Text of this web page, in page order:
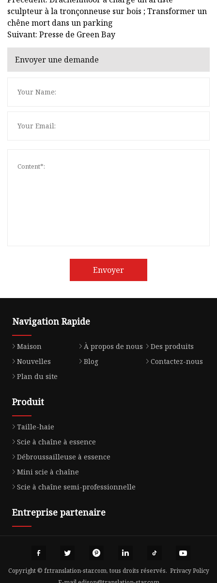
sculpteur à la tronçonneuse sur bois ; Transformer un
chêne mort dans un parking
Suivant: Presse de Green Bay
Envoyer une demande
Envoyer
Navigation Rapide
Maison À propos de nous
Des produits
Nouvelles
Blog
Contactez-nous
Plan du site
Produit
Taille-haie
Scie à chaîne à essence
Débroussailleuse à essence
Mini scie à chaîne
Scie à chaîne semi-professionnelle
Entreprise partenaire
Copyright © fr.translation-star.com, tous droits réservés. Privacy Policy